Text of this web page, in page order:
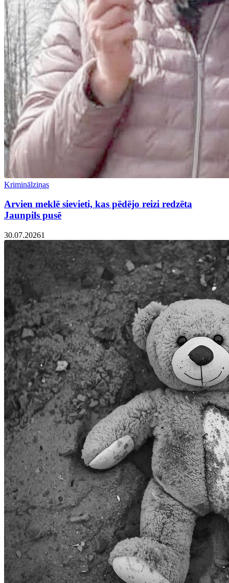
Kriminālziņas
Arvien meklē sievieti, kas pēdējo reizi redzēta
Jaunpils pusē
30.07.20261